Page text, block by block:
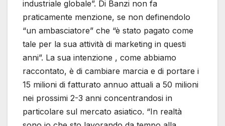
industriale globale”. Di Banzi non fa
praticamente menzione, se non definendolo
“un ambasciatore” che “è stato pagato come
tale per la sua attività di marketing in questi
anni”. La sua intenzione , come abbiamo
raccontato, è di cambiare marcia e di portare i
15 milioni di fatturato annuo attuali a 50 milioni
nei prossimi 2-3 anni concentrandosi in
particolare sul mercato asiatico. “In realtà